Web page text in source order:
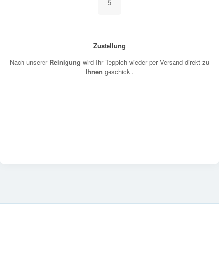
5
Zustellung
Nach unserer Reinigung wird Ihr Teppich wieder per Versand direkt zu
Ihnen geschickt.